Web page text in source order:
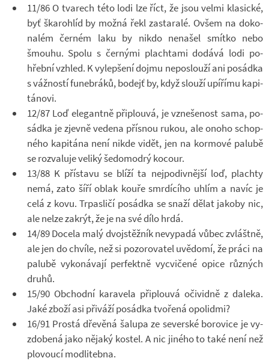
11/86 O tva­rech této lodi lze říct, že jsou velmi kla­sické,
byť ška­ro­hlíd by možná řekl za­sta­ralé. Ovšem na do­ko­
na­lém čer­ném laku by nikdo ne­na­šel smítko nebo
šmouhu. Spolu s čer­nými plach­tami do­dává lodi po­
hřební vzhled. K vy­lep­šení dojmu ne­po­slouží ani po­sádka
s váž­ností fu­ne­b­ráků, bo­dejť by, když slouží upí­římu ka­pi­
tá­novi.
12/87 Loď ele­gantně při­plouvá, je vzne­še­nost sama, po­
sádka je zjevně ve­dena přís­nou rukou, ale onoho schop­
ného ka­pi­tána není nikde vidět, jen na kor­mové pa­lubě
se roz­va­luje ve­liký še­do­modrý ko­cour.
13/88 K pří­stavu se blíží ta nej­po­div­nější loď, plachty
nemá, zato šíří oblak kouře smr­dí­cího uhlím a navíc je
celá z kovu. Tr­pas­ličí po­sádka se snaží dělat ja­koby nic,
ale nelze za­krýt, že je na své dílo hrdá.
14/89 Do­cela malý dvoj­stěž­ník ne­vy­padá vůbec zvláštně,
ale jen do chvíle, než si po­zo­ro­va­tel uvě­domí, že práci na
pa­lubě vy­ko­ná­vají per­fektně vy­cvi­čené opice růz­ných
druhů.
15/90 Ob­chodní ka­ra­vela při­plouvá oči­vidně z da­leka.
Jaké zboží asi při­váží po­sádka tvo­řená opo­lidmi?
16/91 Prostá dře­věná ša­lupa ze se­ver­ské bo­ro­vice je vy­
zdo­bená jako ně­jaký kos­tel. A nic ji­ného to také není než
plo­voucí mod­li­tebna.